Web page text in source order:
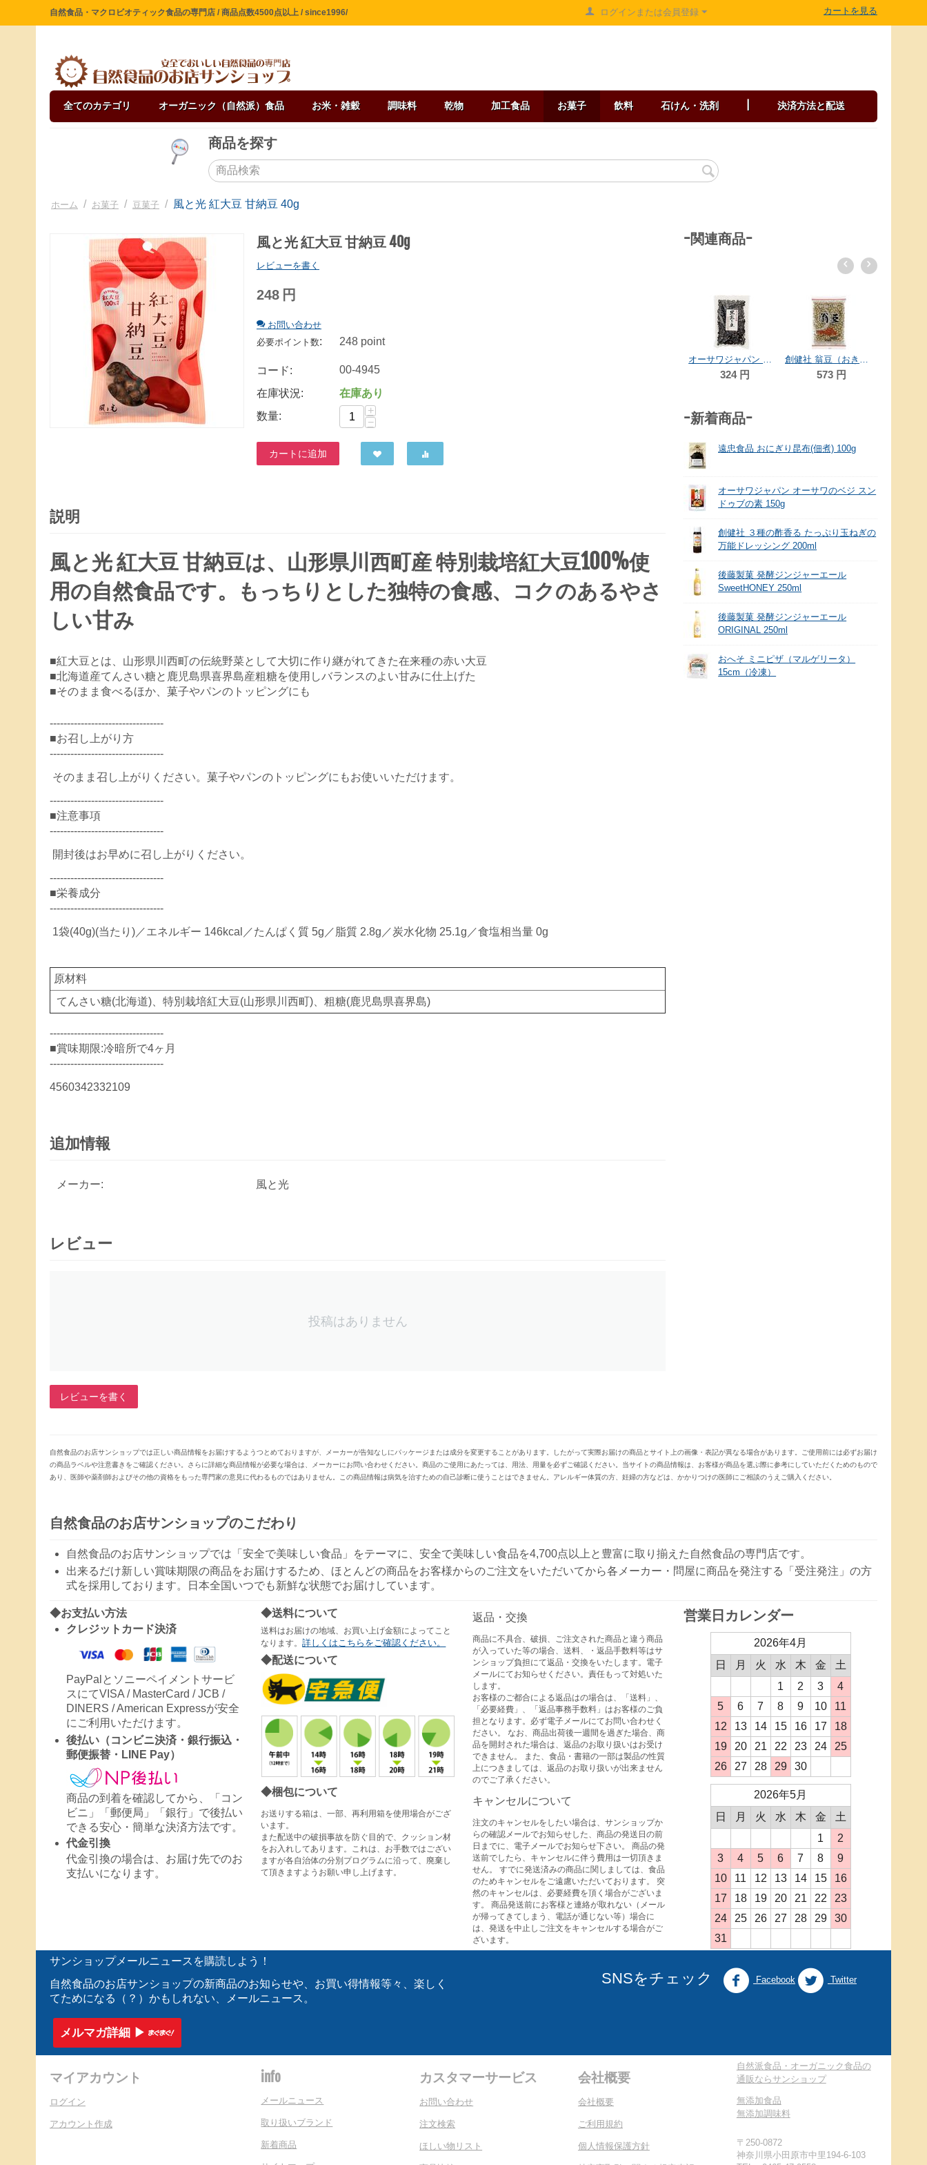
自然食品・マクロビオティック食品の専門店 / 商品点数4500点以上 / since1996/ ログインまたは会員登録 カートを見る
全てのカテゴリ オーガニック（自然派）食品 お米・雑穀 調味料 乾物 加工食品 お菓子 飲料 石けん・洗剤 決済方法と配送
商品を探す
ホーム / お菓子 / 豆菓子 / 風と光 紅大豆 甘納豆 40g
風と光 紅大豆 甘納豆 40g
レビューを書く
248 円
お問い合わせ
必要ポイント数: 248 point
コード:
00-4945
在庫状況:
在庫あり
数量:
+
−
カートに追加
説明
風と光 紅大豆 甘納豆は、山形県川西町産 特別栽培紅大豆100%使
用の自然食品です。もっちりとした独特の食感、コクのあるやさ
しい甘み
■紅大豆とは、山形県川西町の伝統野菜として大切に作り継がれてきた在来種の赤い大豆
■北海道産てんさい糖と鹿児島県喜界島産粗糖を使用しバランスのよい甘みに仕上げた
■そのまま食べるほか、菓子やパンのトッピングにも
---------------------------------
■お召し上がり方
---------------------------------
そのまま召し上がりください。菓子やパンのトッピングにもお使いいただけます。
---------------------------------
■注意事項
---------------------------------
開封後はお早めに召し上がりください。
---------------------------------
■栄養成分
---------------------------------
1袋(40g)(当たり)／エネルギー 146kcal／たんぱく質 5g／脂質 2.8g／炭水化物 25.1g／食塩相当量 0g
原材料
てんさい糖(北海道)、特別栽培紅大豆(山形県川西町)、粗糖(鹿児島県喜界島)
---------------------------------
■賞味期限:冷暗所で4ヶ月
---------------------------------
4560342332109
追加情報
メーカー: 風と光
レビュー
投稿はありません
レビューを書く
-関連商品-
オーサワジャパン 北海道産黒煎り豆 60ｇ
324 円
創健社 翁豆（おきな豆） 150g
573 円
-新着商品-
遠忠食品 おにぎり昆布(佃煮) 100g
オーサワジャパン オーサワのベジ スン
ドゥブの素 150g
創健社 ３種の酢香る たっぷり玉ねぎの
万能ドレッシング 200ml
後藤製菓 発酵ジンジャーエール
SweetHONEY 250ml
後藤製菓 発酵ジンジャーエール
ORIGINAL 250ml
おへそ ミニピザ（マルゲリータ）
15cm（冷凍）
自然食品のお店サンショップでは正しい商品情報をお届けするようつとめておりますが、メーカーが告知なしにパッケージまたは成分を変更することがあります。したがって実際お届けの商品とサイト上の画像・表記が異なる場合があります。ご使用前には必ずお届け
の商品ラベルや注意書きをご確認ください。さらに詳細な商品情報が必要な場合は、メーカーにお問い合わせください。商品のご使用にあたっては、用法、用量を必ずご確認ください。当サイトの商品情報は、お客様が商品を選ぶ際に参考にしていただくためのもので
あり、医師や薬剤師およびその他の資格をもった専門家の意見に代わるものではありません。この商品情報は病気を治すための自己診断に使うことはできません。アレルギー体質の方、妊婦の方などは、かかりつけの医師にご相談のうえご購入ください。
自然食品のお店サンショップのこだわり
自然食品のお店サンショップでは「安全で美味しい食品」をテーマに、安全で美味しい食品を4,700点以上と豊富に取り揃えた自然食品の専門店です。
出来るだけ新しい賞味期限の商品をお届けするため、ほとんどの商品をお客様からのご注文をいただいてから各メーカー・問屋に商品を発注する「受注発注」の方
式を採用しております。日本全国いつでも新鮮な状態でお届けしています。
◆お支払い方法
クレジットカード決済
PayPalとソニーペイメントサービ
スにてVISA / MasterCard / JCB /
DINERS / American Expressが安全
にご利用いただけます。
後払い（コンビニ決済・銀行振込・
郵便振替・LINE Pay）
商品の到着を確認してから、「コン
ビニ」「郵便局」「銀行」で後払い
できる安心・簡単な決済方法です。
代金引換
代金引換の場合は、お届け先でのお
支払いになります。
◆送料について
送料はお届けの地域、お買い上げ金額によってこと
なります。詳しくはこちらをご確認ください。
◆配送について
◆梱包について
お送りする箱は、一部、再利用箱を使用場合がござ
います。
また配送中の破損事故を防ぐ目的で、クッション材
をお入れしてあります。これは、お手数ではござい
ますが各自治体の分別プログラムに沿って、廃棄し
て頂きますようお願い申し上げます。
返品・交換
商品に不具合、破損、ご注文された商品と違う商品
が入っていた等の場合、送料、・返品手数料等はサ
ンショップ負担にて返品・交換をいたします。電子
メールにてお知らせください。責任もって対処いた
します。
お客様のご都合による返品はの場合は、「送料」、
「必要経費」、「返品事務手数料」はお客様のご負
担となります。必ず電子メールにてお問い合わせく
ださい。 なお、商品出荷後一週間を過ぎた場合、商
品を開封された場合は、返品のお取り扱いはお受け
できません。 また、食品・書籍の一部は製品の性質
上につきましては、返品のお取り扱いが出来ません
のでご了承ください。
キャンセルについて
注文のキャンセルをしたい場合は、サンショップか
らの確認メールでお知らせした、商品の発送日の前
日までに、電子メールでお知らせ下さい。 商品の発
送前でしたら、キャンセルに伴う費用は一切頂きま
せん。 すでに発送済みの商品に関しましては、食品
のためキャンセルをご遠慮いただいております。 突
然のキャンセルは、必要経費を頂く場合がございま
す。 商品発送前にお客様と連絡が取れない（メール
が帰ってきてしまう、電話が通じない等）場合に
は、発送を中止しご注文をキャンセルする場合がご
ざいます。
営業日カレンダー
2026年4月
日
月 火 水 木 金
土
1
2 3
4
5
6 7 8 9 10
11
12
13 14 15 16 17
18
19
20 21 22 23 24
25
26
27 28 29 30
2026年5月
日
月 火 水 木 金
土
1
2
3
4 5 6 7 8
9
10
11 12 13 14 15
16
17
18 19 20 21 22
23
24
25 26 27 28 29
30
31
サンショップメールニュースを購読しよう！
自然食品のお店サンショップの新商品のお知らせや、お買い得情報等々、楽しく
てためになる（？）かもしれない、メールニュース。
メルマガ詳細 ▶︎
SNSをチェック Facebook Twitter
マイアカウント
ログイン
アカウント作成
info
メールニュース
取り扱いブランド
新着商品
カスタマーサービス
お問い合わせ
注文検索
ほしい物リスト
会社概要
会社概要
ご利用規約
個人情報保護方針
自然派食品・オーガニック食品の
通販ならサンショップ
無添加食品
無添加調味料
〒250-0872
神奈川県小田原市中里194-6-103